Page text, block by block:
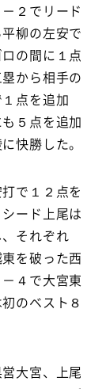
２でリード
柳の左安で
の間に１点
から相手の
点を追加
５点を追加
快勝した。
で１２点を
ード上尾は
それぞれ
を破った西
４で大宮東
のベスト８
大宮、上尾